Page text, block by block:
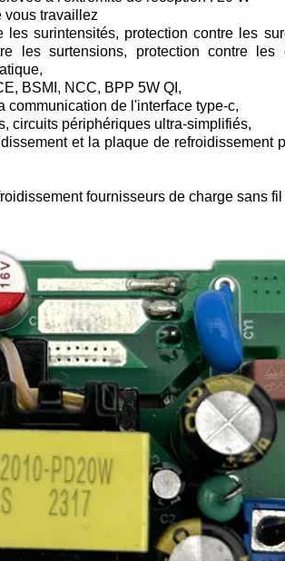
vous travaillez
les surintensités, protection contre les
les surtensions, protection contre
BSMI, NCC, BPP 5W QI,
communication de l'interface type-c,
circuits périphériques ultra-simplifiés,
et la plaque de refroidissement
fournisseurs de charge sans